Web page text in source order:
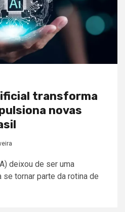
transforma
novas
deixou de ser uma
tornar parte da rotina de